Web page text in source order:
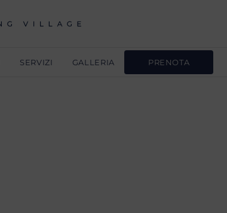
SERVIZI GALLERIA PRENOTA